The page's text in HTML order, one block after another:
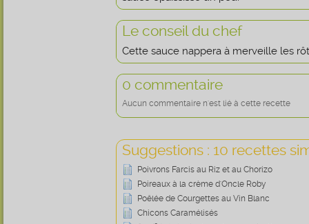
Le conseil du chef
Cette sauce nappera à merveille les
0 commentaire
Aucun commentaire n'est lié à cette recette
Suggestions : 10 recettes
Poivrons Farcis au Riz et au Chorizo
Poireaux à la crème d'Oncle Roby
Poêlée de Courgettes au Vin Blanc
Chicons Caramélisés